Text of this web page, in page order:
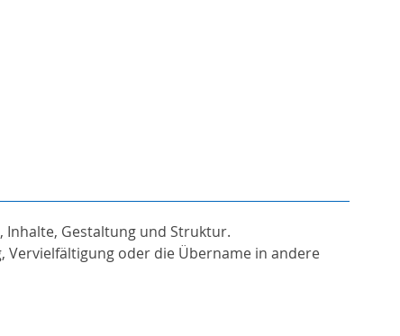
Gestaltung und Struktur.
oder die Übername in andere